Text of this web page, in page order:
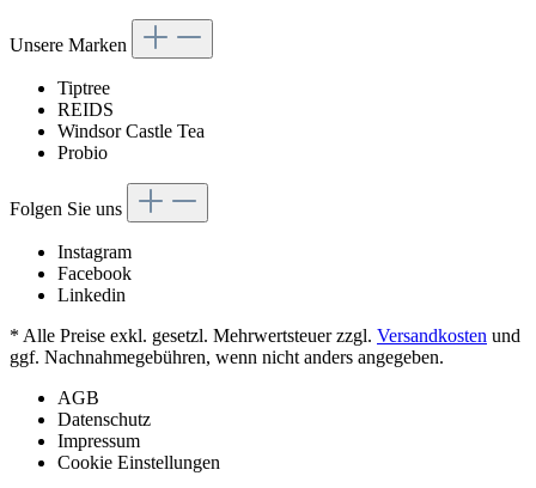
Unsere Marken
Tiptree
REIDS
Windsor Castle Tea
Probio
Folgen Sie uns
Instagram
Facebook
Linkedin
* Alle Preise exkl. gesetzl. Mehrwertsteuer zzgl. Versandkosten und
ggf. Nachnahmegebühren, wenn nicht anders angegeben.
AGB
Datenschutz
Impressum
Cookie Einstellungen